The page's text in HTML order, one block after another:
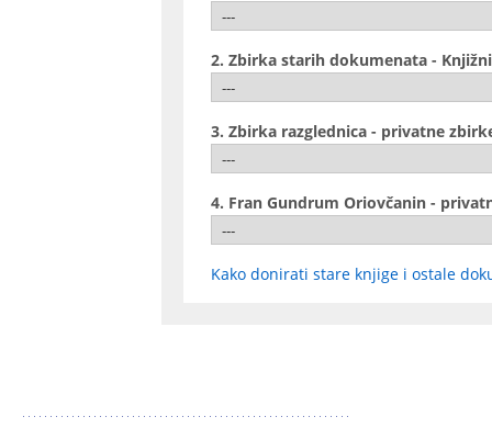
2. Zbirka starih dokumenata -
3. Zbirka razglednica - privatne
4. Fran Gundrum Oriovčanin -
Kako donirati stare knjige i ostale